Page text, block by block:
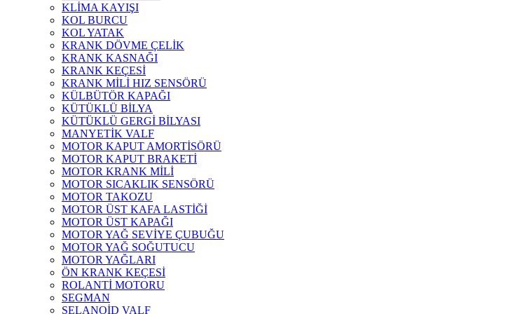
KLİMA KAYIŞI
KOL BURCU
KOL YATAK
KRANK DÖVME ÇELİK
KRANK KASNAĞI
KRANK KEÇESİ
KRANK MİLİ HIZ SENSÖRÜ
KÜLBÜTÖR KAPAĞI
KÜTÜKLÜ BİLYA
KÜTÜKLÜ GERGİ BİLYASI
MANYETİK VALF
MOTOR KAPUT AMORTİSÖRÜ
MOTOR KAPUT BRAKETİ
MOTOR KRANK MİLİ
MOTOR SICAKLIK SENSÖRÜ
MOTOR TAKOZU
MOTOR ÜST KAFA LASTİĞİ
MOTOR ÜST KAPAĞI
MOTOR YAĞ SEVİYE ÇUBUĞU
MOTOR YAĞ SOĞUTUCU
MOTOR YAĞLARI
ÖN KRANK KEÇESİ
ROLANTİ MOTORU
SEGMAN
SELANOİD VALF